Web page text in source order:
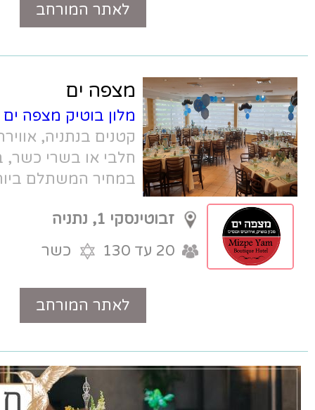
טלפון
מצפה ים
מלון בוטיק מצפה ים - מלון לאירועים
קטנים בנתניה, אווירה אינטימית, תפריט
חלבי או בשרי כשר, בריתות צהריים
במחיר המשתלם ביותר בנתניה!
זבוטינסקי 1, נתניה
כשר
טלפון